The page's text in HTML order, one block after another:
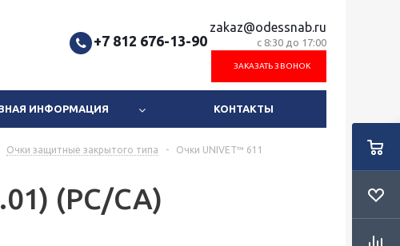
+7 812 676-13-90
zakaz@odessnab.ru
с 8:30 до 17:00
ЗАКАЗАТЬ ЗВОНОК
ИНФОРМАЦИЯ КОНТАКТЫ
Очки защитные закрытого типа -
Очки UNIVET™ 611
(РС/СА)